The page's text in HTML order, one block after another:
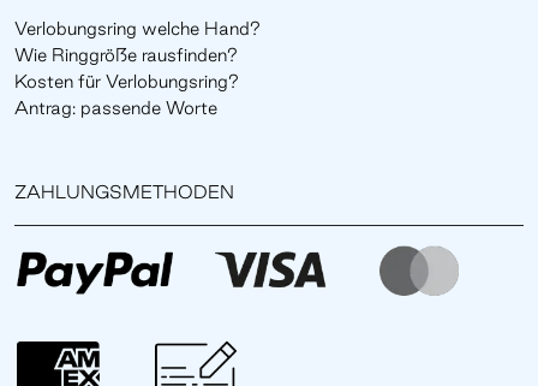
Verlobungsring welche Hand?
Wie Ringgröße rausfinden?
Kosten für Verlobungsring?
Antrag: passende Worte
ZAHLUNGSMETHODEN